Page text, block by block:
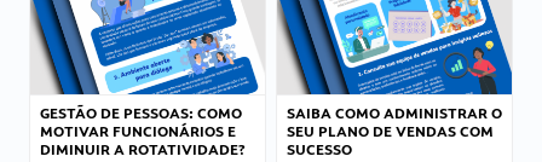
GESTÃO DE PESSOAS: COMO
MOTIVAR FUNCIONÁRIOS E
DIMINUIR A ROTATIVIDADE?
SAIBA COMO ADMINISTRAR O
SEU PLANO DE VENDAS COM
SUCESSO